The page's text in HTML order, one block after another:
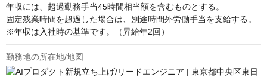
年収には、超過勤務手当45時間相当額を含むものとする。
固定残業時間を超過した場合は、別途時間外労働手当を支給する。
※年収は入社時の基準です。（昇給年2回）
勤務地の所在地/地図